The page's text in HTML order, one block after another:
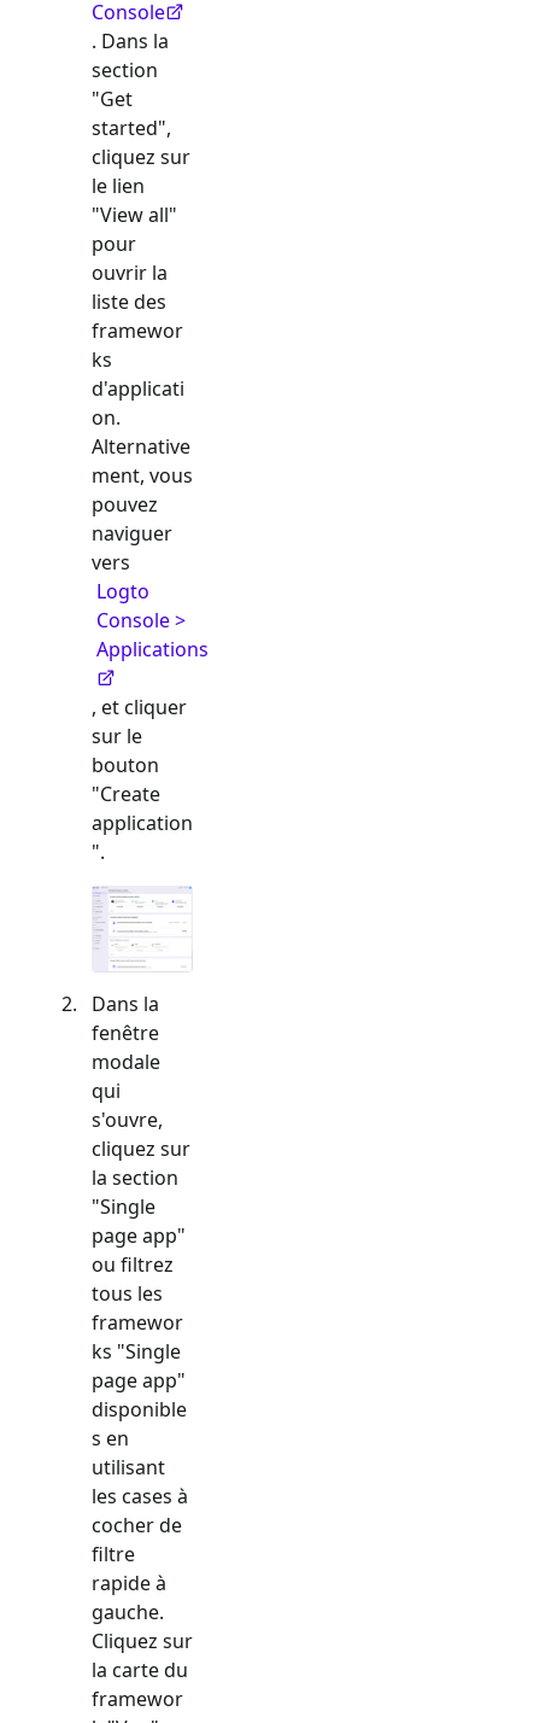
Console
. Dans la
section
"Get
started",
cliquez sur
le lien
"View all"
pour
ouvrir la
liste des
framewor
ks
d'applicati
on.
Alternative
ment, vous
pouvez
naviguer
vers
Logto
Console >
Applications
, et cliquer
sur le
bouton
"Create
application
".
Dans la
fenêtre
modale
qui
s'ouvre,
cliquez sur
la section
"Single
page app"
ou filtrez
tous les
framewor
ks "Single
page app"
disponible
s en
utilisant
les cases à
cocher de
filtre
rapide à
gauche.
Cliquez sur
la carte du
framewor